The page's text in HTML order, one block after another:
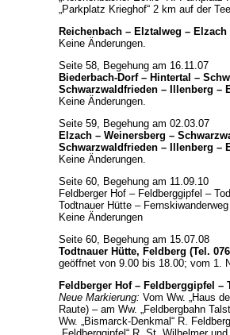
„Parkplatz Krieghof“ 2 km auf der
Reichenbach – Elztalweg – Elzach
Keine Änderungen.
Seite 58, Begehung am 16.11.07
Biederbach-Dorf – Hintertal –
Schwarzwaldfrieden – Illenberg –
Keine Änderungen.
Seite 59, Begehung am 02.03.07
Elzach – Weinersberg –
Schwarzwaldfrieden – Illenberg –
Keine Änderungen.
Seite 60, Begehung am 11.09.10
Feldberger Hof – Feldberggipfel –
Todtnauer Hütte –
Keine Änderungen
Seite 60, Begehung am 15.07.08
Todtnauer Hütte, Feldberg (Tel.
geöffnet von 9.00 bis 18.00; vom 1.
Feldberger Hof – Feldberggipfel –
Neue Markierung: Vom Ww. „Haus
Raute) – am Ww. „Feldbergbahn
Ww. „Bismarck-Denkmal“ R.